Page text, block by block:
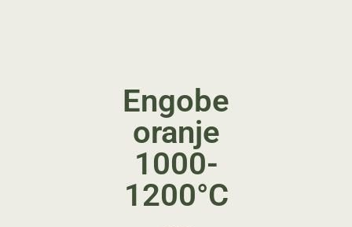
Engobe
oranje
1000-
1200°C